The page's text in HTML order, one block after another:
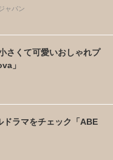
ャパン
さくて可愛いおしゃれプ
」
ラマをチェック「ABE